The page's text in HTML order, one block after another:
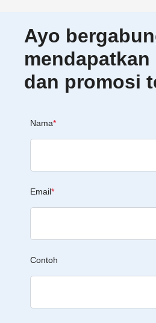
Ayo
dan promosi
Nama*
Email*
Contoh